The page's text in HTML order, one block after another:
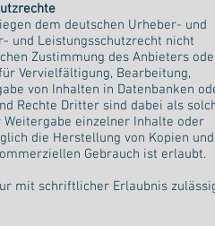
dem deutschen Urheber- und
und Leistungsschutzrecht nicht
Zustimmung des Anbieters
Vervielfältigung, Bearbeitung,
von Inhalten in Datenbanken
Rechte Dritter sind dabei als
einzelner Inhalte oder
die Herstellung von Kopien und
Gebrauch ist erlaubt.
mit schriftlicher Erlaubnis